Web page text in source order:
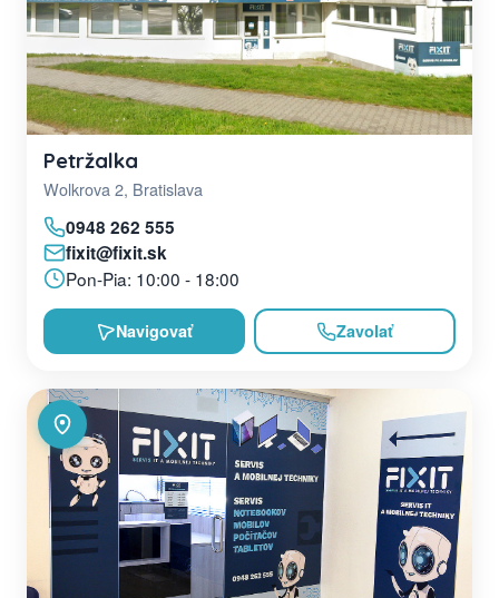
Petržalka
Wolkrova 2, Bratislava
0948 262 555
fixit@fixit.sk
Pon-Pia: 10:00 - 18:00
Navigovať Zavolať